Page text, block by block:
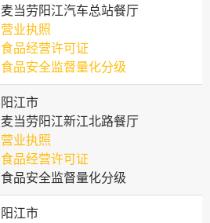
麦当劳阳江汽车总站餐厅
营业执照
食品经营许可证
食品安全监督量化分级
阳江市
麦当劳阳江新江北路餐厅
营业执照
食品经营许可证
食品安全监督量化分级
阳江市